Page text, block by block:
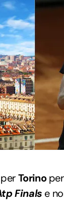
Torino
Finals e